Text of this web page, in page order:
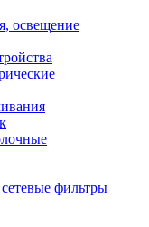
освещение
фильтры